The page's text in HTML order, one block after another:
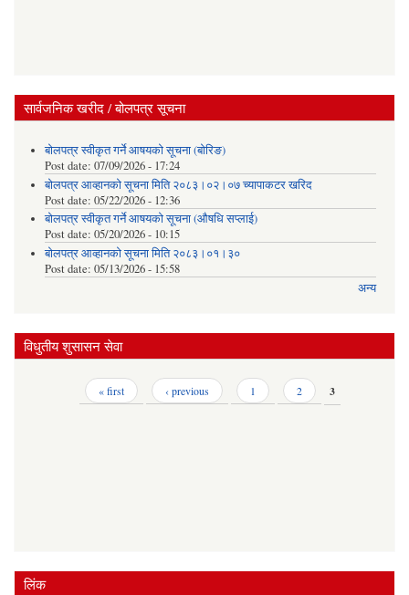
सार्वजनिक खरीद / बोलपत्र सूचना
बोलपत्र स्वीकृत गर्ने आषयको सूचना (बोरिङ)
Post date: 07/09/2026 - 17:24
बोलपत्र आव्हानको सूचना मिति २०८३।०२।०७ च्यापाकटर खरिद
Post date: 05/22/2026 - 12:36
बोलपत्र स्वीकृत गर्ने आषयको सूचना (औषधि सप्लाई)
Post date: 05/20/2026 - 10:15
बोलपत्र आव्हानको सूचना मिति २०८३।०१।३०
Post date: 05/13/2026 - 15:58
अन्य
विधुतीय शुसासन सेवा
« first ‹ previous 1 2 3
लिंक